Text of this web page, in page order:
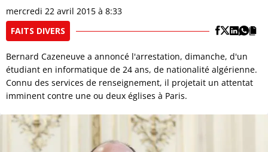
mercredi 22 avril 2015 à 8:33
FAITS DIVERS
Bernard Cazeneuve a annoncé l'arrestation, dimanche, d'un
étudiant en informatique de 24 ans, de nationalité algérienne.
Connu des services de renseignement, il projetait un attentat
imminent contre une ou deux églises à Paris.